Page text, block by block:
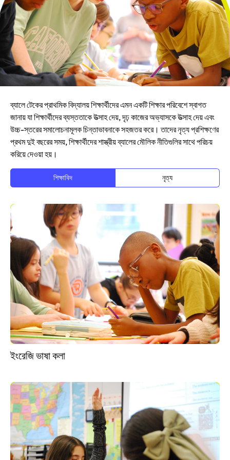
ব্যালে টেকের প্রাথমিক বিদ্যালয় শিক্ষার্থীদের এমন একটি শিক্ষার পরিবেশে স্বাগত
জানায় যা শিক্ষার্থীদের ব্যস্ততাকে উত্সাহ দেয়, দৃঢ় কাজের অভ্যাসকে উত্সাহ দেয় এবং
উচ্চ-স্তরের সমালোচনামূলক চিন্তাভাবনাকে সহজতর করে। তাদের নৃত্য প্রশিক্ষণের
প্রথম দুই বছরের সময়, শিক্ষার্থীদের শাস্ত্রীয় ব্যালের মৌলিক নীতিগুলির সাথে পরিচয়
করিয়ে দেওয়া হয়।
শিক্ষাবিদ নৃত্য
ইংরেজি ভাষা কলা